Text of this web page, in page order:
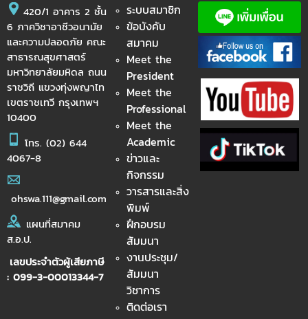
420/1 อาคาร 2 ชั้น
6 ภาควิชาอาชีวอนามัย
และความปลอดภัย คณะ
สาธารณสุขศาสตร์
มหาวิทยาลัยมหิดล ถนน
ราชวิถี แขวงทุ่งพญาไท
เขตราชเทวี กรุงเทพฯ
10400
โทร. (02) 644
4067-8
ohswa.111@gmail.com
แผนที่สมาคม
ส.อ.ป.
เลขประจำตัวผู้เสียภาษี
: 099-3-00013344-7
ระบบสมาชิก
ข้อบังคับ
สมาคม
Meet the
President
Meet the
Professional
Meet the
Academic
ข่าวและ
กิจกรรม
วารสารและสิ่ง
พิมพ์
ฝึกอบรม
สัมมนา
งานประชุม/
สัมมนา
วิชาการ
ติดต่อเรา